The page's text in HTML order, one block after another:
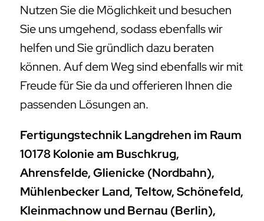
Nutzen Sie die Möglichkeit und besuchen
Sie uns umgehend, sodass ebenfalls wir
helfen und Sie gründlich dazu beraten
können. Auf dem Weg sind ebenfalls wir mit
Freude für Sie da und offerieren Ihnen die
passenden Lösungen an.
Fertigungstechnik Langdrehen im Raum
10178 Kolonie am Buschkrug,
Ahrensfelde, Glienicke (Nordbahn),
Mühlenbecker Land, Teltow, Schönefeld,
Kleinmachnow und Bernau (Berlin),